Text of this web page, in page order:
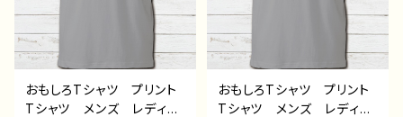
ル：【月蝕ざっか店／DailyM
oon】ゆるいおさかな 作：
白夜ゆう C-3
おもしろTシャツ プリント
Tシャツ メンズ レディー
おもしろTシャツ プリント
Tシャツ メンズ レディー